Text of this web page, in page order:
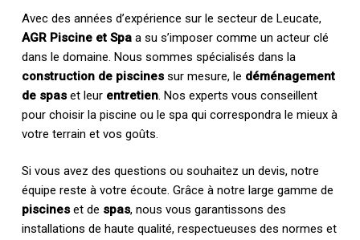
Avec des années d’expérience sur le secteur de Leucate,
AGR Piscine et Spaa su s’imposer comme un acteur clé
dans le domaine. Nous sommes spécialisés dans la
construction de piscinessur mesure, le déménagement
de spaset leur entretien. Nos experts vous conseillent
pour choisir la piscine ou le spa qui correspondra le mieux à
votre terrain et vos goûts.
Si vous avez des questions ou souhaitez un devis, notre
équipe reste à votre écoute. Grâce à notre large gamme de
piscineset de spas, nous vous garantissons des
installations de haute qualité, respectueuses des normes et